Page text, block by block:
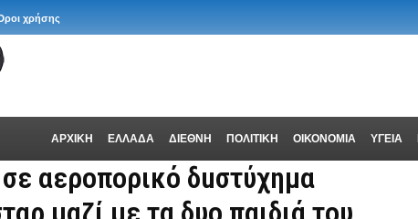
χρήσης
ΑΡΧΙΚΗ ΕΛΛΑΔΑ ΔΙΕΘΝΗ ΠΟΛΙΤΙΚΗ ΟΙΚΟΝΟΜΙΑ ΥΓΕΙΑ
αεροπορικό δuστύχημα